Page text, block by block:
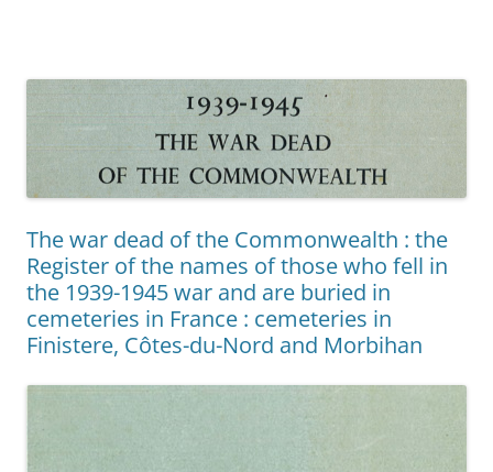
The war dead of the Commonwealth : the
Register of the names of those who fell in
the 1939-1945 war and are buried in
cemeteries in France : cemeteries in
Finistere, Côtes-du-Nord and Morbihan